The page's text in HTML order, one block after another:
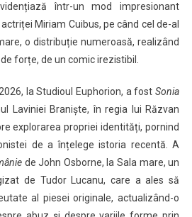
într-un mod impresionant
Miriam Cuibus, pe când cel de-al
o distribuție numeroasă, realizând
forțe, de un comic irezistibil.
la Studioul Euphorion, a fostSonia
Laviniei Braniște, în regia lui Răzvan
explorarea propriei identități, pornind
de a înțelege istoria recentă. A
de John Osborne, la Sala mare, un
de Tudor Lucanu, care a ales să
al piesei originale, actualizând-o